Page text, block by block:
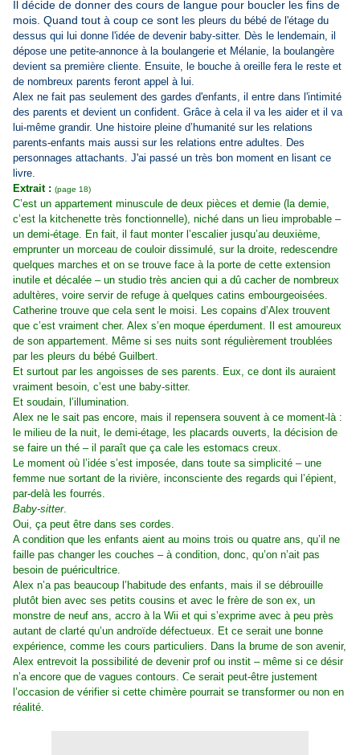
Il décide de donner des cours de langue pour boucler les fins de
mois. Quand tout à coup ce sont les pleurs du bébé de l'étage du
dessus qui lui donne l'idée de devenir baby-sitter. Dès le lendemain, il
dépose une petite-annonce à la boulangerie et Mélanie, la boulangère
devient sa première cliente. Ensuite, le bouche à oreille fera le reste et
de nombreux parents feront appel à lui.
Alex ne fait pas seulement des gardes d'enfants, il entre dans l'intimité
des parents et devient un confident. Grâce à cela il va les aider et il va
lui-même grandir. Une histoire pleine d’humanité sur les relations
parents-enfants mais aussi sur les relations entre adultes. Des
personnages attachants. J'ai passé un très bon moment en lisant ce
livre.
Extrait : (page 18)
C’est un appartement minuscule de deux pièces et demie (la demie,
c’est la kitchenette très fonctionnelle), niché dans un lieu improbable –
un demi-étage. En fait, il faut monter l’escalier jusqu’au deuxième,
emprunter un morceau de couloir dissimulé, sur la droite, redescendre
quelques marches et on se trouve face à la porte de cette extension
inutile et décalée – un studio très ancien qui a dû cacher de nombreux
adultères, voire servir de refuge à quelques catins embourgeoisées.
Catherine trouve que cela sent le moisi. Les copains d’Alex trouvent
que c’est vraiment cher. Alex s’en moque éperdument. Il est amoureux
de son appartement. Même si ses nuits sont régulièrement troublées
par les pleurs du bébé Guilbert.
Et surtout par les angoisses de ses parents. Eux, ce dont ils auraient
vraiment besoin, c’est une baby-sitter.
Et soudain, l’illumination.
Alex ne le sait pas encore, mais il repensera souvent à ce moment-là :
le milieu de la nuit, le demi-étage, les placards ouverts, la décision de
se faire un thé – il paraît que ça cale les estomacs creux.
Le moment où l’idée s’est imposée, dans toute sa simplicité – une
femme nue sortant de la rivière, inconsciente des regards qui l’épient,
par-delà les fourrés.
Baby-sitter.
Oui, ça peut être dans ses cordes.
A condition que les enfants aient au moins trois ou quatre ans, qu’il ne
faille pas changer les couches – à condition, donc, qu’on n’ait pas
besoin de puéricultrice.
Alex n’a pas beaucoup l’habitude des enfants, mais il se débrouille
plutôt bien avec ses petits cousins et avec le frère de son ex, un
monstre de neuf ans, accro à la Wii et qui s’exprime avec à peu près
autant de clarté qu’un androïde défectueux. Et ce serait une bonne
expérience, comme les cours particuliers. Dans la brume de son avenir,
Alex entrevoit la possibilité de devenir prof ou instit – même si ce désir
n’a encore que de vagues contours. Ce serait peut-être justement
l’occasion de vérifier si cette chimère pourrait se transformer ou non en
réalité.